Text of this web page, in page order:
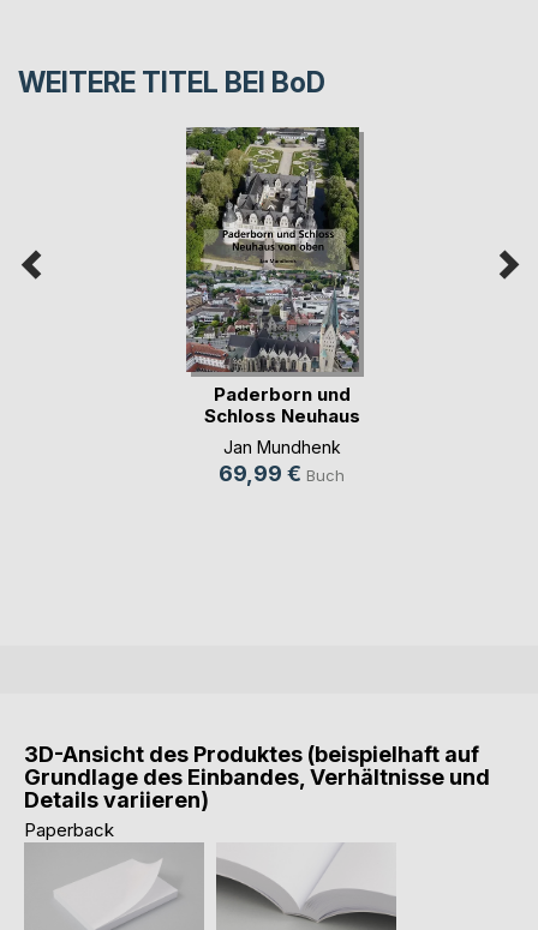
WEITERE TITEL BEI BoD
Paderborn und
Schloss Neuhaus
von oben
Jan Mundhenk
69,99 € Buch
3D-Ansicht des Produktes (beispielhaft auf
Grundlage des Einbandes, Verhältnisse und
Details variieren)
Paperback